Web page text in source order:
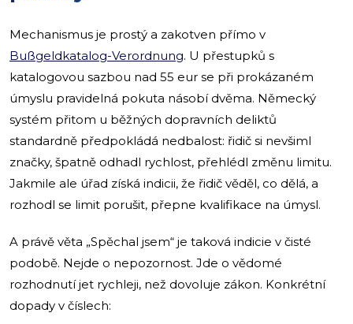
Mechanismus je prostý a zakotven přímo v
Bußgeldkatalog-Verordnung. U přestupků s
katalogovou sazbou nad 55 eur se při prokázaném
úmyslu pravidelná pokuta násobí dvěma. Německý
systém přitom u běžných dopravních deliktů
standardně předpokládá nedbalost: řidič si nevšiml
značky, špatně odhadl rychlost, přehlédl změnu limitu.
Jakmile ale úřad získá indicii, že řidič věděl, co dělá, a
rozhodl se limit porušit, přepne kvalifikace na úmysl.
A právě věta „Spěchal jsem“ je taková indicie v čisté
podobě. Nejde o nepozornost. Jde o vědomé
rozhodnutí jet rychleji, než dovoluje zákon. Konkrétní
dopady v číslech: